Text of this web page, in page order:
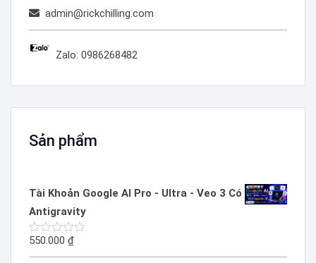
admin@rickchilling.com
Zalo: 0986268482
Sản phẩm
Tài Khoản Google AI Pro - Ultra - Veo 3 Có
Antigravity
Được
550.000 ₫